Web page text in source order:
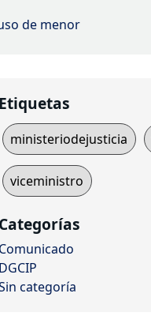
de menor
Etiquetas
ministeriodejusticia
viceministro
Categorías
Comunicado
DGCIP
categoría